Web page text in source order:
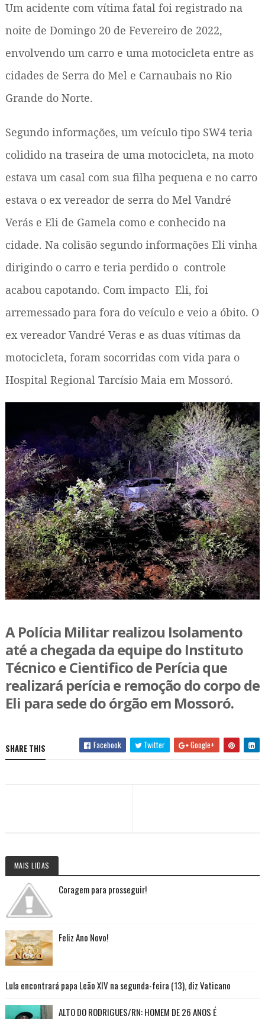
Um acidente com vítima fatal foi registrado na
noite de Domingo 20 de Fevereiro de 2022,
envolvendo um carro e uma motocicleta entre as
cidades de Serra do Mel e Carnaubais no Rio
Grande do Norte.
Segundo informações, um veículo tipo SW4 teria
colidido na traseira de uma motocicleta, na moto
estava um casal com sua filha pequena e no carro
estava o ex vereador de serra do Mel Vandré
Verás e Eli de Gamela como e conhecido na
cidade. Na colisão segundo informações Eli vinha
dirigindo o carro e teria perdido o controle
acabou capotando. Com impacto Eli, foi
arremessado para fora do veículo e veio a óbito. O
ex vereador Vandré Veras e as duas vítimas da
motocicleta, foram socorridas com vida para o
Hospital Regional Tarcísio Maia em Mossoró.
A Polícia Militar realizou Isolamento
até a chegada da equipe do Instituto
Técnico e Cientifico de Perícia que
realizará perícia e remoção do corpo de
Eli para sede do órgão em Mossoró.
SHARE THIS Facebook Twitter Google+
MAIS LIDAS
Coragem para prosseguir!
Feliz Ano Novo!
Lula encontrará papa Leão XIV na segunda-feira (13), diz Vaticano
ALTO DO RODRIGUES/RN: HOMEM DE 26 ANOS É